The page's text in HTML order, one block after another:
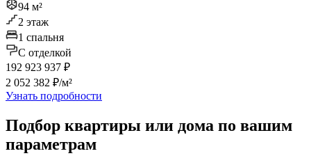
94 м²
2 этаж
1 спальня
C отделкой
192 923 937 ₽
2 052 382 ₽/м²
Узнать подробности
Подбор квартиры или дома по вашим
параметрам